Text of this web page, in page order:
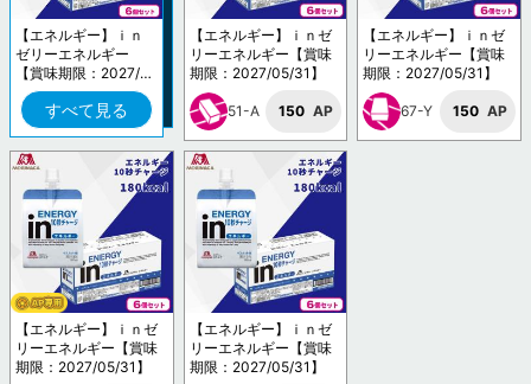
【エネルギー】ｉｎ
ゼリーエネルギー
【賞味期限：2027/0
5/31】
すべて見る
【エネルギー】ｉｎゼ
リーエネルギー【賞味
期限：2027/05/31】
51-A 150 AP
【エネルギー】ｉｎゼ
リーエネルギー【賞味
期限：2027/05/31】
67-Y 150 AP
【エネルギー】ｉｎゼ
リーエネルギー【賞味
期限：2027/05/31】
【エネルギー】ｉｎゼ
リーエネルギー【賞味
期限：2027/05/31】